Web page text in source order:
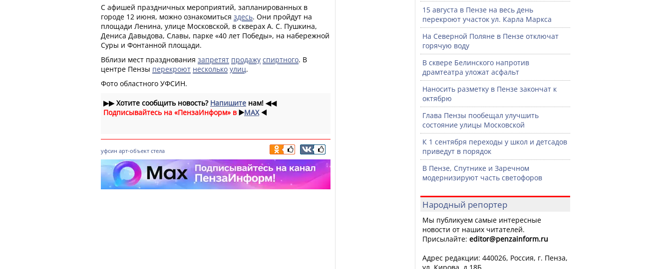
С афишей праздничных мероприятий, запланированных в
городе 12 июня, можно ознакомиться здесь. Они пройдут на
площади Ленина, улице Московской, в скверах А. С. Пушкина,
Дениса Давыдова, Славы, парке «40 лет Победы», на набережной
Суры и Фонтанной площади.
Вблизи мест празднования запретят продажу спиртного. В
центре Пензы перекроют несколько улиц.
Фото областного УФСИН.
▶▶Хотите сообщить новость? Напишите нам! ◀◀
Подписывайтесь на «ПензаИнформ» в ▶️MAX ◀️
уфсин арт-объект стела
15 августа в Пензе на весь день
перекроют участок ул. Карла Маркса
На Северной Поляне в Пензе отключат
горячую воду
В сквере Белинского напротив
драмтеатра уложат асфальт
Наносить разметку в Пензе закончат к
октябрю
Глава Пензы пообещал улучшить
состояние улицы Московской
К 1 сентября переходы у школ и детсадов
приведут в порядок
В Пензе, Спутнике и Заречном
модернизируют часть светофоров
Народный репортер
Мы публикуем самые интересные
новости от наших читателей.
Присылайте: editor@penzainform.ru
Адрес редакции: 440026, Россия, г. Пенза,